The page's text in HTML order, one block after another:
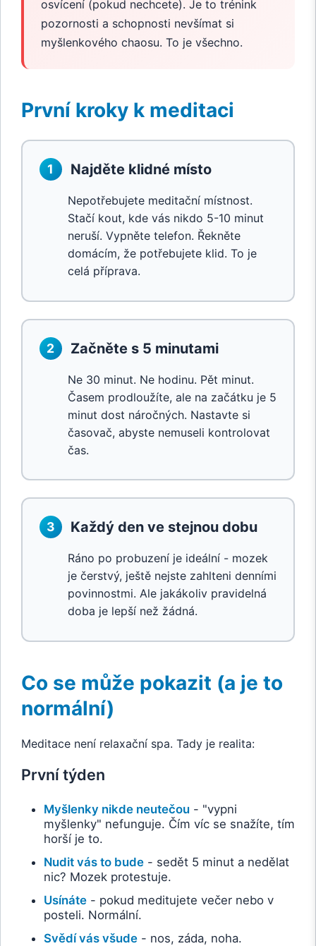
osvícení (pokud nechcete). Je to trénink
pozornosti a schopnosti nevšímat si
myšlenkového chaosu. To je všechno.
První kroky k meditaci
1 Najděte klidné místo
Nepotřebujete meditační místnost.
Stačí kout, kde vás nikdo 5-10 minut
neruší. Vypněte telefon. Řekněte
domácím, že potřebujete klid. To je
celá příprava.
2 Začněte s 5 minutami
Ne 30 minut. Ne hodinu. Pět minut.
Časem prodloužíte, ale na začátku je 5
minut dost náročných. Nastavte si
časovač, abyste nemuseli kontrolovat
čas.
3 Každý den ve stejnou dobu
Ráno po probuzení je ideální - mozek
je čerstvý, ještě nejste zahlteni denními
povinnostmi. Ale jakákoliv pravidelná
doba je lepší než žádná.
Co se může pokazit (a je to
normální)
Meditace není relaxační spa. Tady je realita:
První týden
Myšlenky nikde neutečou- "vypni
myšlenky" nefunguje. Čím víc se snažíte, tím
horší je to.
Nudit vás to bude- sedět 5 minut a nedělat
nic? Mozek protestuje.
Usínáte- pokud meditujete večer nebo v
posteli. Normální.
Svědí vás všude- nos, záda, noha.